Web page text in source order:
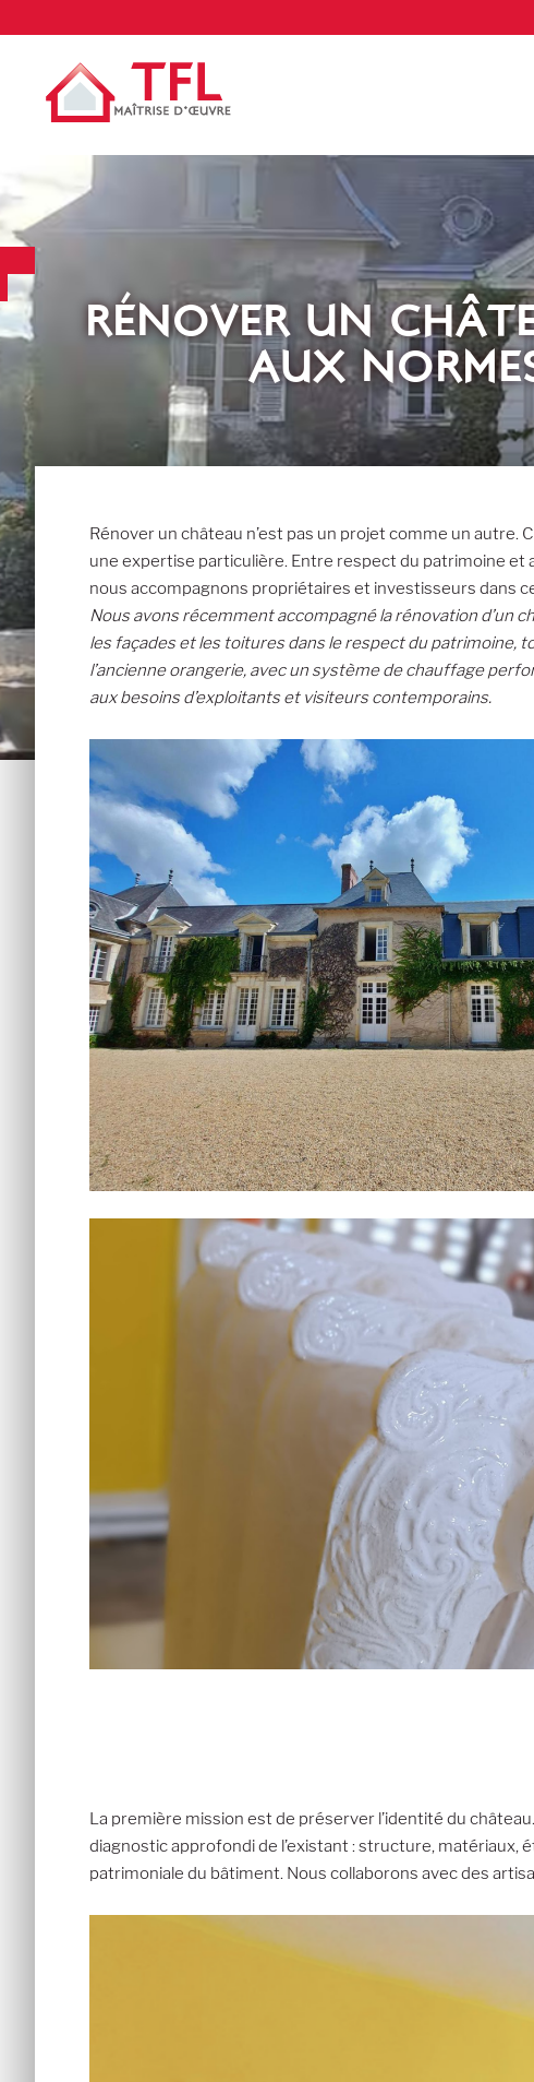
RÉNOVER UN
AUX
Rénover un château n’est pas un projet comme un
une expertise particulière. Entre respect du patrimoine et
nous accompagnons propriétaires et investisseurs dans
Nous avons récemment accompagné la rénovation d’un
les façades et les toitures dans le respect du patrimoine,
l’ancienne orangerie, avec un système de chauffage
aux besoins d’exploitants et visiteurs contemporains.
La première mission est de préserver l’identité du
diagnostic approfondi de l’existant : structure,
patrimoniale du bâtiment. Nous collaborons avec des